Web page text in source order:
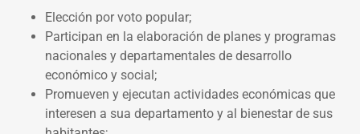
Elección por voto popular;
Participan en la elaboración de planes y programas
nacionales y departamentales de desarrollo
económico y social;
Promueven y ejecutan actividades económicas que
interesen a sua departamento y al bienestar de sus